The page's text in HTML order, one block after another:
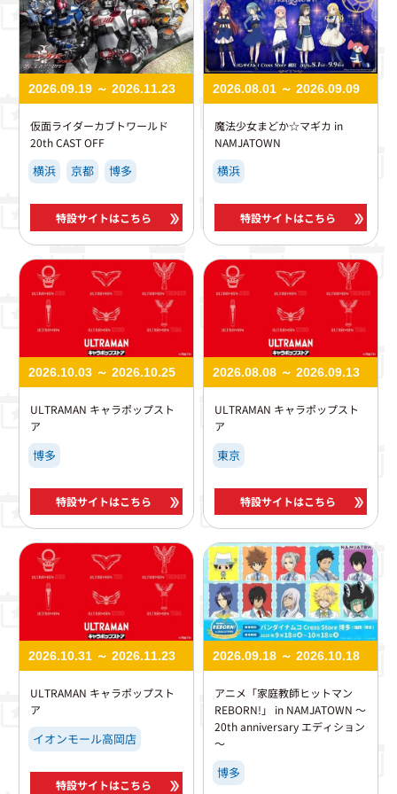
2026.09.19 ～ 2026.11.23
仮面ライダーカブトワールド
20th CAST OFF
横浜 京都 博多
特設サイトはこちら
2026.08.01 ～ 2026.09.09
魔法少女まどか☆マギカ in
NAMJATOWN
横浜
特設サイトはこちら
2026.10.03 ～ 2026.10.25
ULTRAMAN キャラポップスト
ア
博多
特設サイトはこちら
2026.08.08 ～ 2026.09.13
ULTRAMAN キャラポップスト
ア
東京
特設サイトはこちら
2026.10.31 ～ 2026.11.23
ULTRAMAN キャラポップスト
ア
イオンモール高岡店
特設サイトはこちら
2026.09.18 ～ 2026.10.18
アニメ「家庭教師ヒットマン
REBORN!」 in NAMJATOWN ～
20th anniversary エディション
～
博多